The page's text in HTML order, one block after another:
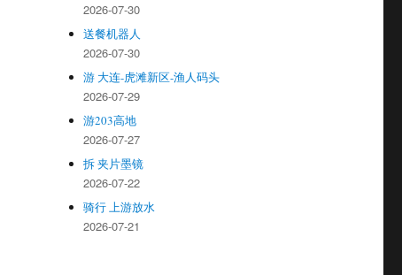
2026-07-30
送餐机器人
2026-07-30
游 大连-虎滩新区-渔人码头
2026-07-29
游203高地
2026-07-27
拆 夹片墨镜
2026-07-22
骑行 上游放水
2026-07-21